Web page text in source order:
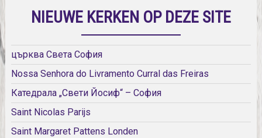
NIEUWE KERKEN OP DEZE SITE
църква Света София
Nossa Senhora do Livramento Curral das Freiras
Катедрала „Свети Йосиф“ – София
Saint Nicolas Parijs
Saint Margaret Pattens Londen